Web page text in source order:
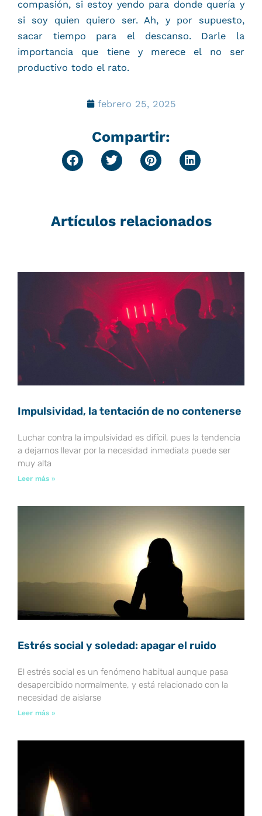
compasión, si estoy yendo para donde quería y
si soy quien quiero ser. Ah, y por supuesto,
sacar tiempo para el descanso. Darle la
importancia que tiene y merece el no ser
productivo todo el rato.
febrero 25, 2025
Compartir:
Artículos relacionados
Impulsividad, la tentación de no contenerse
Luchar contra la impulsividad es difícil, pues la tendencia
a dejarnos llevar por la necesidad inmediata puede ser
muy alta
Leer más »
Estrés social y soledad: apagar el ruido
El estrés social es un fenómeno habitual aunque pasa
desapercibido normalmente, y está relacionado con la
necesidad de aislarse
Leer más »
i
n
a
g
a
g
i
n
a
g
i
n
a
i
a